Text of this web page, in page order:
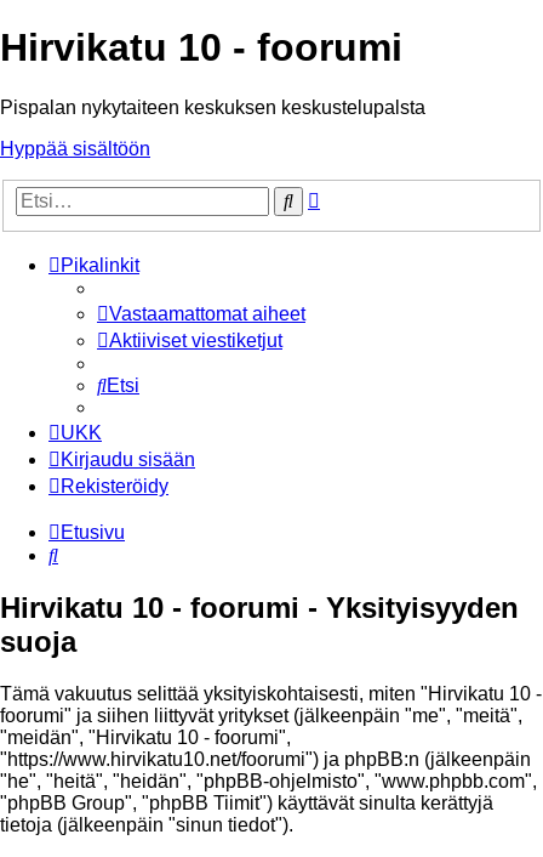
Hirvikatu 10 - foorumi
Pispalan nykytaiteen keskuksen keskustelupalsta
Hyppää sisältöön
Etsi
Pikalinkit
Vastaamattomat aiheet
Aktiiviset viestiketjut
Etsi
UKK
Kirjaudu sisään
Rekisteröidy
Etusivu
Etsi
Hirvikatu 10 - foorumi - Yksityisyyden
suoja
Tämä vakuutus selittää yksityiskohtaisesti, miten "Hirvikatu 10 -
foorumi" ja siihen liittyvät yritykset (jälkeenpäin "me", "meitä",
"meidän", "Hirvikatu 10 - foorumi",
"https://www.hirvikatu10.net/foorumi") ja phpBB:n (jälkeenpäin
"he", "heitä", "heidän", "phpBB-ohjelmisto", "www.phpbb.com",
"phpBB Group", "phpBB Tiimit") käyttävät sinulta kerättyjä
tietoja (jälkeenpäin "sinun tiedot").